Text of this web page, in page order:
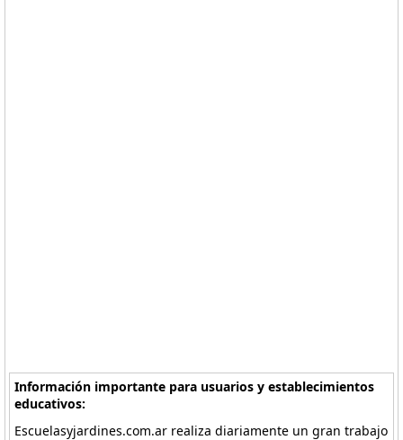
Información importante para usuarios y establecimientos
educativos:
Escuelasyjardines.com.ar realiza diariamente un gran trabajo